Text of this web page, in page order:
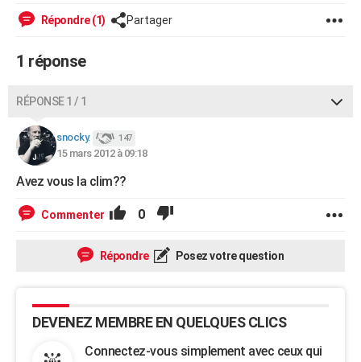
CARTE DE VOEUX
S'inscrire
Se connecter
Lycées
Collèges
Primaires
Universités
Entreprises
Service militaire
Avis de recherche
AVIS DE DÉCÈS
FORUM
Bricolage
Lifestyle
Culture
Sport
Auto
Television
Voyage
Cinema
Répondre (1) Partager
1 réponse
RÉPONSE 1 / 1
snocky. 147
15 mars 2012 à 09:18
Avez vous la clim??
Commenter 0
Répondre Posez votre question
DEVENEZ MEMBRE EN QUELQUES CLICS
Connectez-vous simplement avec ceux qui